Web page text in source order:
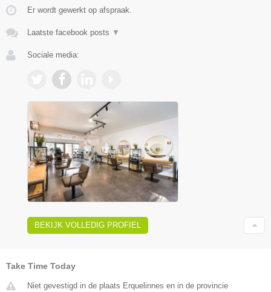
Er wordt gewerkt op afspraak.
Laatste facebook posts ▼
Sociale media:
BEKIJK VOLLEDIG PROFIEL
Take Time Today
Niet gevestigd in de plaats Erquelinnes en in de provincie